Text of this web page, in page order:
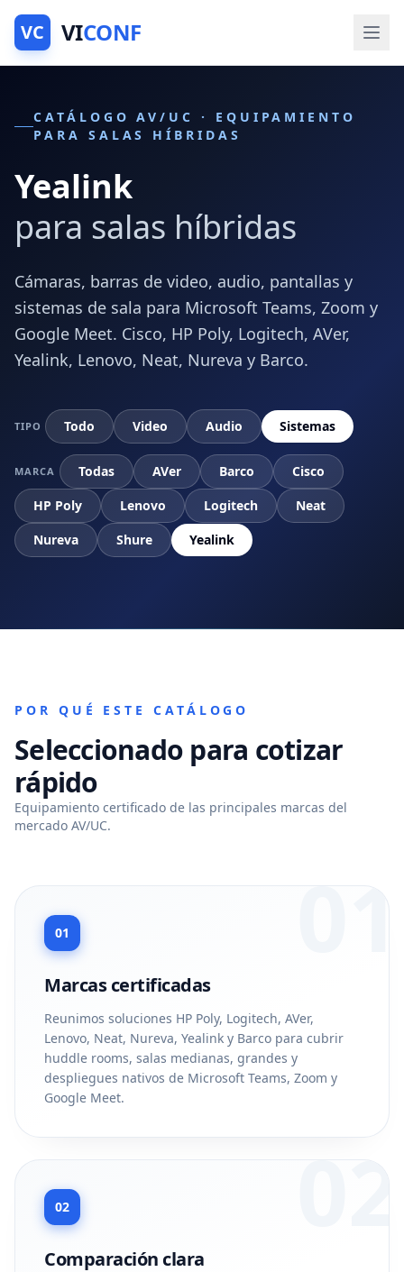
VC VICONF
CATÁLOGO AV/UC · EQUIPAMIENTO
PARA SALAS HÍBRIDAS
Yealink
para salas híbridas
Cámaras, barras de video, audio, pantallas y
sistemas de sala para Microsoft Teams, Zoom y
Google Meet. Cisco, HP Poly, Logitech, AVer,
Yealink, Lenovo, Neat, Nureva y Barco.
TIPO Todo Video Audio Sistemas
MARCA Todas AVer Barco
Cisco
HP Poly
Lenovo Logitech
Neat
Nureva
Shure Yealink
POR QUÉ ESTE CATÁLOGO
Seleccionado para cotizar
rápido
Equipamiento certificado de las principales marcas del
mercado AV/UC.
01
01
Marcas certificadas
Reunimos soluciones HP Poly, Logitech, AVer,
Lenovo, Neat, Nureva, Yealink y Barco para cubrir
huddle rooms, salas medianas, grandes y
despliegues nativos de Microsoft Teams, Zoom y
Google Meet.
02
02
Comparación clara